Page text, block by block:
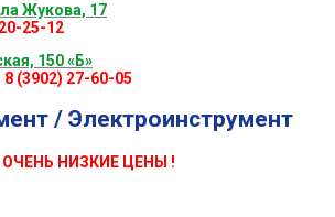
Жукова, 17
25-12
150 «Б»
(3902) 27-60-05
/ Электроинструмент
ОЧЕНЬ НИЗКИЕ ЦЕНЫ !